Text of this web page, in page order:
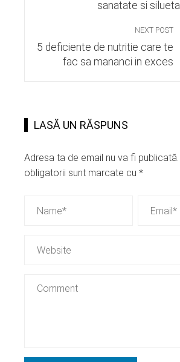
sanatate si silueta
NEXT POST
5 deficiente de nutritie care te
fac sa mananci in exces
LASĂ UN RĂSPUNS
Adresa ta de email nu va fi publicată.
obligatorii sunt marcate cu *